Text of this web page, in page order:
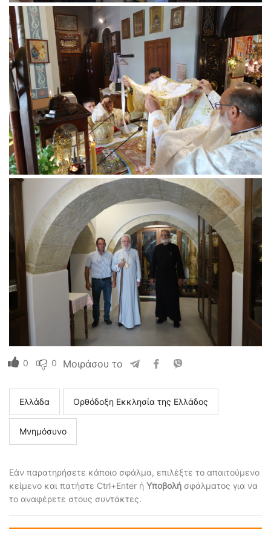
0 0 Μοιράσου το
Ελλάδα Ορθόδοξη Εκκλησία της Ελλάδος
Μνημόσυνο
Εάν παρατηρήσετε κάποιο σφάλμα, επιλέξτε το απαιτούμενο
κείμενο και πατήστε Ctrl+Enter ή Υποβολή σφάλματος για να
το αναφέρετε στους συντάκτες.